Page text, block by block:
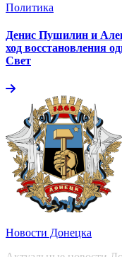
Политика
Денис Пушилин и
ход восстановления
Свет
Новости Донецка